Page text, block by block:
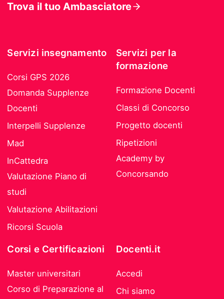
Trova il tuo Ambasciatore
Servizi insegnamento
Corsi GPS 2026
Domanda Supplenze
Docenti
Interpelli Supplenze
Mad
InCattedra
Valutazione Piano di
studi
Valutazione Abilitazioni
Ricorsi Scuola
Servizi per la
formazione
Formazione Docenti
Classi di Concorso
Progetto docenti
Ripetizioni
Academy by
Concorsando
Corsi e Certificazioni
Master universitari
Corso di Preparazione al
Docenti.it
Accedi
Chi siamo